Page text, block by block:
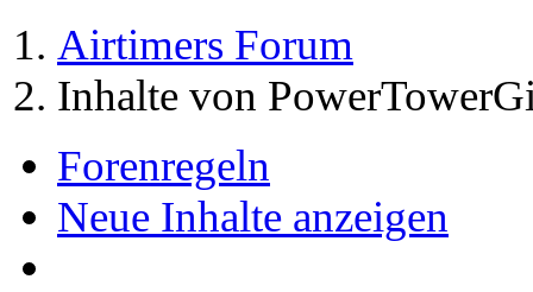
Airtimers Forum
Inhalte von
Forenregeln
Neue Inhalte anzeigen